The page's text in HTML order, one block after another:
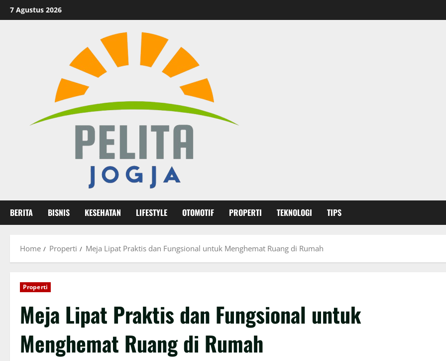
Skip
to
7 Agustus 2026
BERITA BISNIS KESEHATAN LIFESTYLE OTOMOTIF PROPERTI TEKNOLOGI TIPS
Home Properti Meja Lipat Praktis dan Fungsional untuk Menghemat Ruang di Rumah
Properti
Meja Lipat Praktis dan Fungsional untuk
Menghemat Ruang di Rumah